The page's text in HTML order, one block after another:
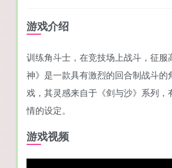
摸鱼游戏）
游戏介绍
训练角斗士，在竞技场上战斗，征服
神》是一款具有激烈的回合制战斗的
戏，其灵感来自于《剑与沙》系列，
情的设定。
游戏视频